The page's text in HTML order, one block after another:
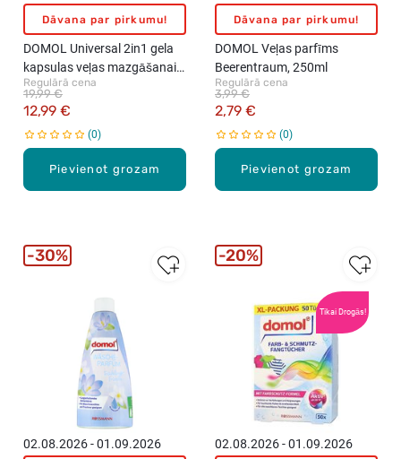
Pievienot grozam
Dāvana par pirkumu!
DOMOL Universal 2in1 gela
kapsulas veļas mazgāšanai,
50gab.
Regulārā cena
12,99 €
19,99 €
0
Pievienot grozam
Dāvana par pirkumu!
DOMOL Veļas parfīms
Beerentraum, 250ml
Regulārā cena
2,79 €
3,99 €
0
02.08.2026 - 01.09.2026
30%
Tikai Drogās!
02.08.2026 - 01.09.2026
20%